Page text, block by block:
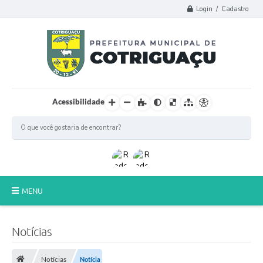
Login / Cadastro
Acessibilidade
MENU
Notícias
Notícias Notícia